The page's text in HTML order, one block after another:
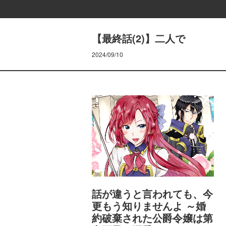
【最終話(2)】二人で
2024/09/10
話が違うと言われても、今
更もう知りませんよ ～婚
約破棄された公爵令嬢は第